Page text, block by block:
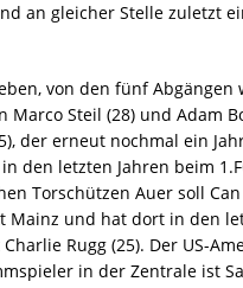
an gleicher Stelle zuletzt
von den fünf
Marco Steil (28) und Adam
der erneut nochmal ein
den letzten Jahren beim
Torschützen Auer soll
und hat dort in den
Rugg (25). Der US-
in der Zentrale ist